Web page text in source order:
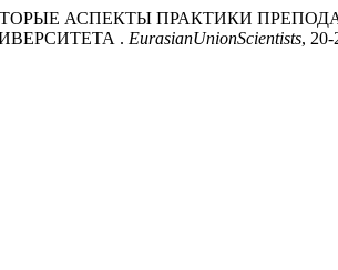
АСПЕКТЫ ПРАКТИКИ
. EurasianUnionScientists, 20-